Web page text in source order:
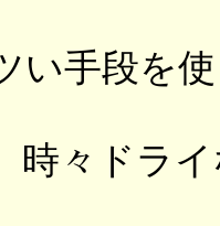
い手段を
時々ドラ